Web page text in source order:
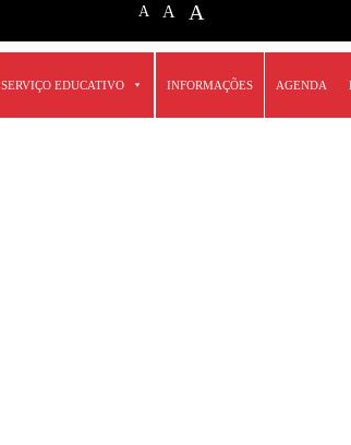
A A A
SERVIÇO EDUCATIVO INFORMAÇÕES AGENDA